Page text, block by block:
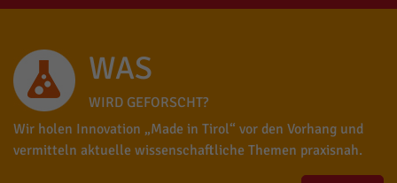
WAS
WIRD GEFORSCHT?
Wir holen Innovation „Made in Tirol“ vor den Vorhang und
vermitteln aktuelle wissenschaftliche Themen praxisnah.